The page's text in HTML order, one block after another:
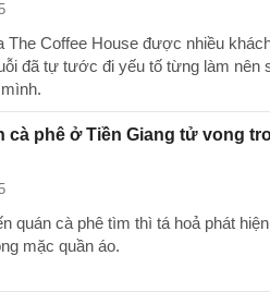
The Coffee House được nhiều
đã tự tước đi yếu tố từng làm nên
cà phê ở Tiền Giang tử vong
quán cà phê tìm thì tá hoả phát
mặc quần áo.